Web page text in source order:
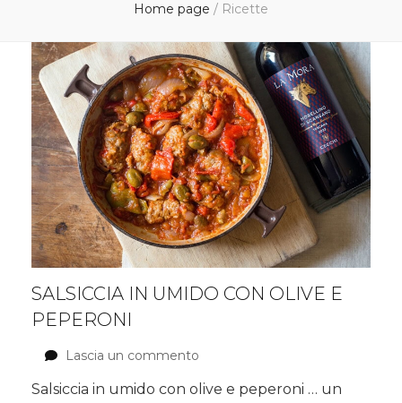
Home page / Ricette
SALSICCIA IN UMIDO CON OLIVE E
PEPERONI
Lascia un commento
in
Salsiccia in umido con olive e peperoni … un